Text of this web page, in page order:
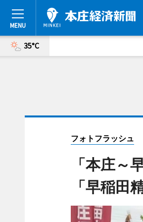
35°C
フォトフラッシュ
「本庄～
「早稲田